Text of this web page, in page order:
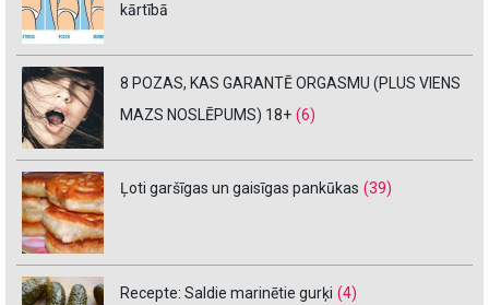
kārtībā
8 POZAS, KAS GARANTĒ ORGASMU (PLUS VIENS
MAZS NOSLĒPUMS) 18+ (6)
Ļoti garšīgas un gaisīgas pankūkas (39)
Recepte: Saldie marinētie gurķi (4)